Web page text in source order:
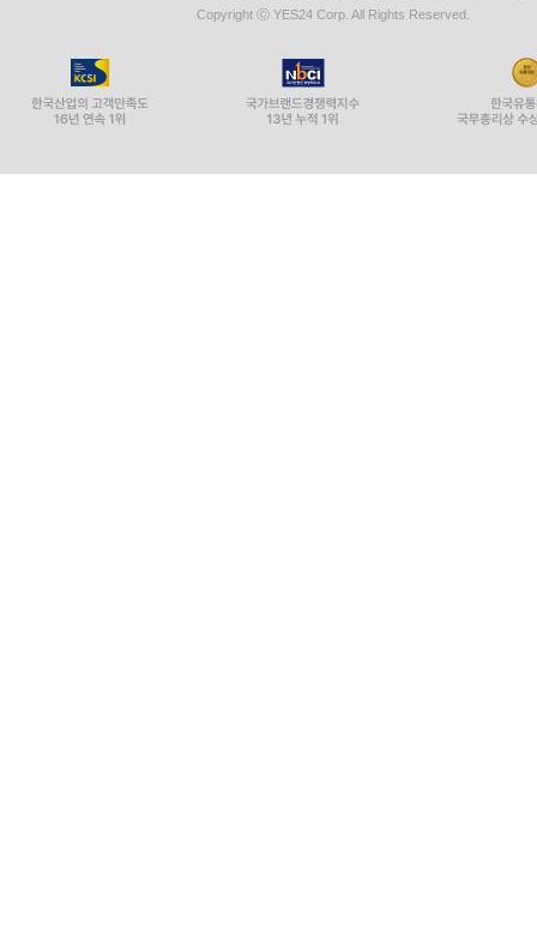
Copyright ⓒ YES24 Corp. All Rights Reserved.